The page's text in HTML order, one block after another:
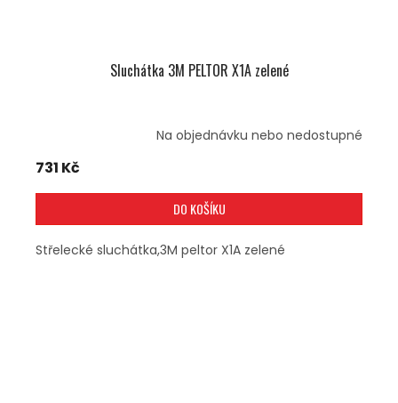
Sluchátka 3M PELTOR X1A zelené
Na objednávku nebo nedostupné
731 Kč
DO KOŠÍKU
Střelecké sluchátka,3M peltor X1A zelené